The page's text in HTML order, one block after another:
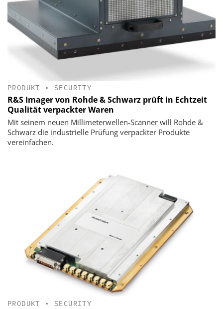
PRODUKT • SECURITY
R&S Imager von Rohde & Schwarz prüft in Echtzeit
Qualität verpackter Waren
Mit seinem neuen Millimeterwellen-Scanner will Rohde &
Schwarz die industrielle Prüfung verpackter Produkte
vereinfachen.
PRODUKT • SECURITY